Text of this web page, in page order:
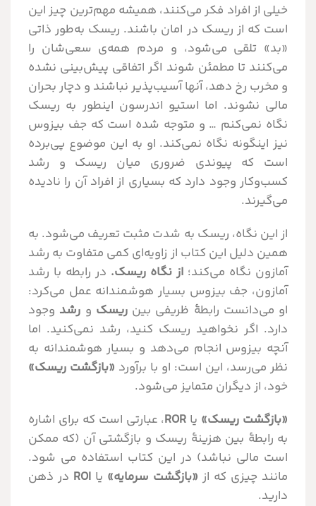
خیلی از افراد فکر می‌کنند، همیشه مهم‌ترین چیز این
است که از ریسک در امان باشند. ریسک به‌طور ذاتی
«بد» تلقی می‌شود، و مردم همە‌ی سعی‌شان را
می‌کنند تا مطمئن شوند اگر اتفاقی پیش‌بینی نشده
و مخرب رخ دهد، آنها آسیب‌پذیر نباشند و دچار بحران
مالی نشوند. اما استیو اندرسون اینطور به ریسک
نگاه نمی‌کنم … و متوجه شده است که جف بیزوس
نیز اینگونه نگاه نمی‌کند. او به این موضوع پی‌برده
است که پیوندی ضروری میان ریسک و رشد
کسب‌وکار وجود دارد که بسیاری از افراد آن را نادیده
می‌گیرند.
از این نگاه، ریسک به شدت مثبت تعریف می‌شود. به
همین دلیل این کتاب از زاویه‌ای کمی متفاوت به رشد
آمازون نگاه می‌کند؛ از نگاه ریسک. در رابطه با رشد
آمازون، جف بیزوس بسیار هوشمندانه عمل می‌کرد:
او می‌دانست رابطۀ ظریفی بینریسک و رشد وجود
دارد. اگر نخواهید ریسک کنید، رشد نمی‌کنید. اما
آنچه بیزوس انجام می‌دهد و بسیار هوشمندانه به
نظر می‌رسد، این است: او با برآورد «بازگشت ریسک»
خود، از دیگران متمایز می‌شود.
«بازگشت ریسک» یا ROR، عبارتی است که برای اشاره
به رابطۀ بین هزینۀ ریسک و بازگشتی آن (که ممکن
است مالی نباشد) در این کتاب استفاده می شود.
مانند چیزی که از «بازگشت سرمایه» یا ROI در ذهن
دارید.